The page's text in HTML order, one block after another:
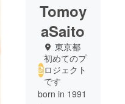
Tomoy
aSaito
東京都
初めてのプ
ロジェクト
です
born in 1991